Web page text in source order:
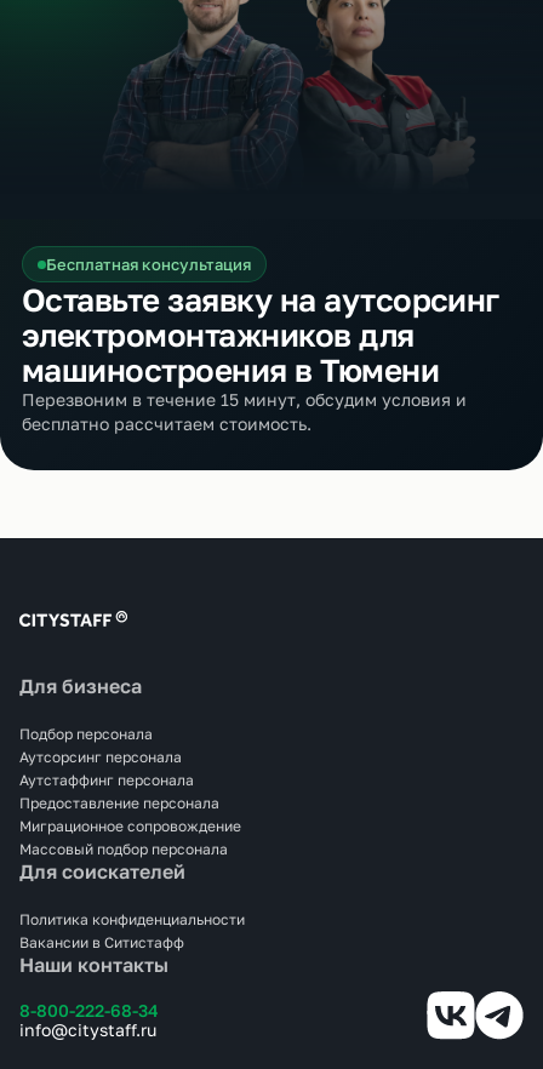
Бесплатная консультация
Оставьте заявку на аутсорсинг
электромонтажников для
машиностроения в Тюмени
Перезвоним в течение 15 минут, обсудим условия и
бесплатно рассчитаем стоимость.
Наши контакты
8-800-222-68-34
info@citystaff.ru
Для бизнеса
Подбор персонала
Аутсорсинг персонала
Аутстаффинг персонала
Предоставление персонала
Миграционное сопровождение
Массовый подбор персонала
Для соискателей
Политика конфиденциальности
Вакансии в Ситистафф